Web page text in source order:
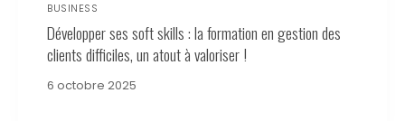
BUSINESS
Développer ses soft skills : la formation en gestion des
clients difficiles, un atout à valoriser !
6 octobre 2025